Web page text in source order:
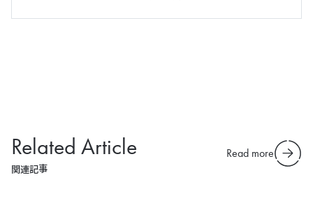
Related Article
関連記事
Read more